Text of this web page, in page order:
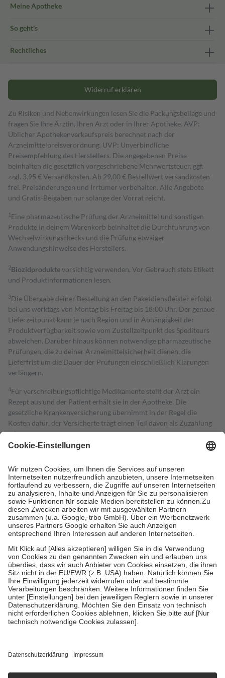
Meine Apotheke
So geht's
Rechtliches
Widerruf erklären
Zu Risiken und Nebenwirkungen lesen Sie die Packungsbeilage und
fragen Sie Ihre Ärztin, Ihren Arzt oder in Ihrer Apotheke. AVP:
Üblicher Apothekenverkaufspreis berechnet nach der
Arzneimittelpreisverordnung. UVP: Unverbindliche
Preisempfehlung des Herstellers. Die angegebenen Preise
beinhalten die gesetzlich vorgeschriebene Mehrwertsteuer, ggf.
zzgl. 3,95 € Versandkosten. Ab 29,00 € Bestell­wert versand­kosten­
frei. Preisänderungen und Irrtümer vorbehalten. Alle Angebote
und Gratis-Beigaben nur solange der Vorrat reicht.
1 Eine pharmazeutische Prüfung der Arzneimittel und sonstigen
Produkte in deinem Warenkorb beinhaltet die Durchführung von
Wechselwirkungschecks und die Prüfung etwaiger
Anwendungshinweise des Herstellers.
2Biozidproduktevorsichtig verwenden. Vor Gebrauch stets Etikett
und Produktinformationen lesen.
3Die Übergabe deiner Bestellung an den Paketdienstleister erfolgt
bei uns werktags von Montag bis Freitag bis 18:00 Uhr. Der genaue
Lieferzeitpunkt kann je nach Region und in Abhängigkeit der
Produktverfügbarkeit sowie vom Zustellzeitpunkt des Spediteurs
abweichen. Darüber hinaus können notwendige pharmazeutische
Prüfungen, die zu deiner Arzneimittelsicherheit dienen, die
Lieferfrist um die Dauer der Prüfungen einschließlich Klärungen
verlängern.
4Für verschreibungspflichtige Medikamente stellt der Arzt ein
Rezept aus und der Patient erhält sie in der Apotheke. Die
gesetzliche Krankenversicherung übernimmt in der Regel die
Kosten dafür, der Versicherte trägt einen Teil davon als Zuzahlung
mit.
Grundsätzlich leisten Mitglieder Zuzahlungen in Höhe von zehn
höchstens zehn Euro.
Es sind jedoch nie mehr als die tatsächlichen
Kosten der Leistung zu entrichten.
Diese Regeln gelten grundsätzlich auch für Online-Apotheken.
Bei Heilmitteln und häuslicher Krankenpflege beträgt die
Zuzahlung zehn Prozent der Kosten sowie zehn Euro je
Verordnung.
Um das Engagement der Versicherten für ihre eigene Gesundheit zu
stärken und die besondere Stellung der Familie zu unterstützen,
fallenkeine Zuzahlungenan bei:
• Kindern und Jugendlichen bis zum vollendeten 18. Lebensjahr
mit Ausnahme der Fahrkosten
• Untersuchungen zur Vorsorge und Früherkennung, die von der
GKV getragen werden
• empfohlenen Schutzimpfungen
• Harn- und Blutteststreifen
getroffen, um sicherzustellen, dass es sich um echte Bewertungen
https://help.etrusted.com/hc/de/articles/4419944605341